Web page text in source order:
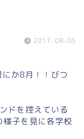
2017-08-05
か8月！！びつ
ドを控えている
様子を見に各学校